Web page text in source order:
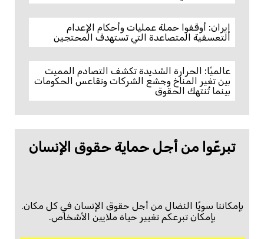
إيران: أوقفوا حملة عمليات وأحكام الإعدام
التعسفية المتصاعدة التي تستهدف المحتجين
عالميًا: الحرارة الشديدة تكشف التصادم المميت
بين تغير المناخ وجشع الشركات وتقاعس الحكومات
بينما تُنتهك الحقوق
تبرعّوا من أجل حماية حقوق الإنسان
بإمكاننا سويًا النضال من أجل حقوق الإنسان في كل مكان.
بإمكان تبرعكم تغيير حياة ملايين الأشخاص.